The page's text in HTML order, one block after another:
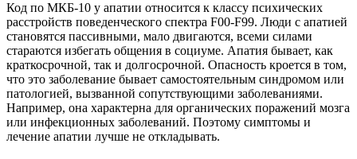
Код по МКБ-10 у апатии относится к классу психических
расстройств поведенческого спектра F00-F99. Люди с апатией
становятся пассивными, мало двигаются, всеми силами
стараются избегать общения в социуме. Апатия бывает, как
краткосрочной, так и долгосрочной. Опасность кроется в том,
что это заболевание бывает самостоятельным синдромом или
патологией, вызванной сопутствующими заболеваниями.
Например, она характерна для органических поражений мозга
или инфекционных заболеваний. Поэтому симптомы и
лечение апатии лучше не откладывать.